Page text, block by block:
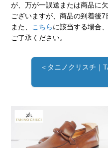
が、万が一誤送または商品に
ございますが、商品の到着後7
また、 こちらに該当する場合
ご了承ください。
＜タニノクリスチ｜